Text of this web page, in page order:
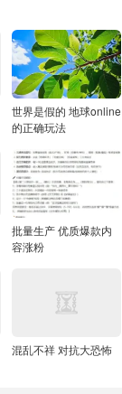
世界是假的 地球online
的正确玩法
批量生产 优质爆款内
容涨粉
混乱不祥 对抗大恐怖